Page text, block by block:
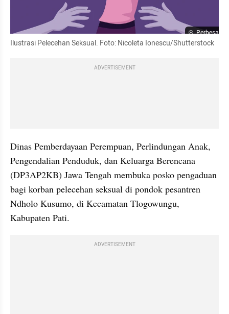
Perbesar
Ilustrasi Pelecehan Seksual. Foto: Nicoleta Ionescu/Shutterstock
ADVERTISEMENT
Dinas Pemberdayaan Perempuan, Perlindungan Anak,
Pengendalian Penduduk, dan Keluarga Berencana
(DP3AP2KB) Jawa Tengah membuka posko pengaduan
bagi korban pelecehan seksual di pondok pesantren
Ndholo Kusumo, di Kecamatan Tlogowungu,
Kabupaten Pati.
ADVERTISEMENT